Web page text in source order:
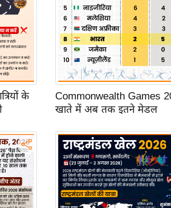
के
Commonwealth Games
खाते में अब तक इतने मेडल